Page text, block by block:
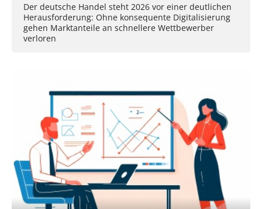
Der deutsche Handel steht 2026 vor einer deutlichen
Herausforderung: Ohne konsequente Digitalisierung
gehen Marktanteile an schnellere Wettbewerber
verloren